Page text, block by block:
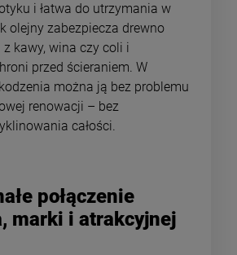
i łatwa do utrzymania w
olejny zabezpiecza drewno
kawy, wina czy coli i
przed ścieraniem. W
można ją bez problemu
renowacji – bez
całości.
połączenie
marki i atrakcyjnej